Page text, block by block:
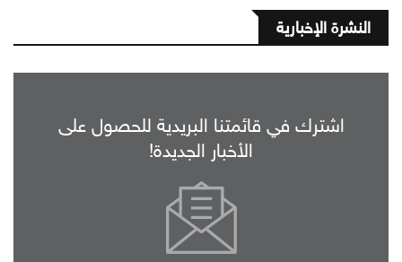
النشرة الإخبارية
اشترك في قائمتنا البريدية للحصول على
الأخبار الجديدة!